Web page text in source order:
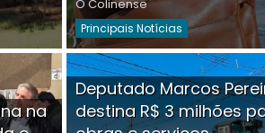
Martins Tristão é
mascarado
O Colinense
Principais Notícias
na
Deputado Marcos
destina R$ 3 milhões